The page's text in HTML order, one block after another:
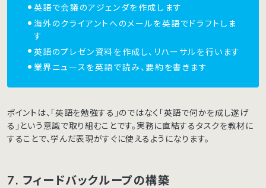
英語で会議のアジェンダを作成します
海外のクライアントへのメールを英語でドラフトしま
す
英語のプレゼン資料を作成し、リハーサルを行います
業界ニュースを英語で読み、要約を書きます
ポイントは、「英語を勉強する」のではなく「英語で何かを成し遂げ
る」という意識で取り組むことです。実務に直結するタスクを教材に
することで、学んだ表現がすぐに使えるようになります。
7. フィードバックループの構築